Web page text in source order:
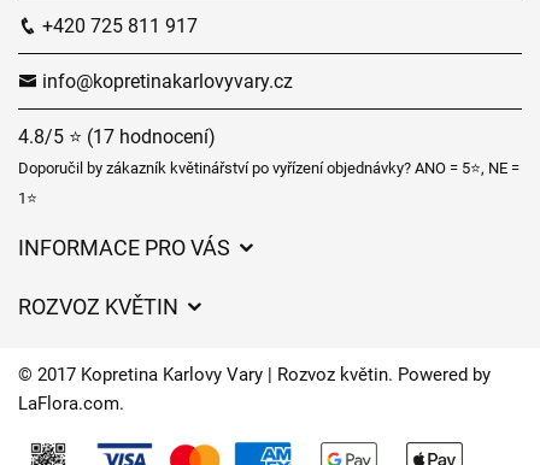
+420 725 811 917
info@kopretinakarlovyvary.cz
4.8/5 ⭐ (17 hodnocení)
Doporučil by zákazník květinářství po vyřízení objednávky? ANO = 5⭐, NE =
1⭐
INFORMACE PRO VÁS
Často kladené dotazy
Časy doručení květin – přehled možností
O nás
ROZVOZ KVĚTIN
Kam doručujeme květiny
© 2017 Kopretina Karlovy Vary | Rozvoz květin. Powered by
LaFlora.com.